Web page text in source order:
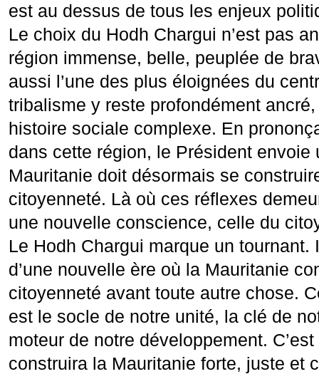
est au dessus de tous les enjeux
Le choix du Hodh Chargui n’est pas
région immense, belle, peuplée de
aussi l’une des plus éloignées du
tribalisme y reste profondément ancré,
histoire sociale complexe. En
dans cette région, le Président envoie
Mauritanie doit désormais se
citoyenneté. Là où ces réflexes
une nouvelle conscience, celle du
Le Hodh Chargui marque un tournant.
d’une nouvelle ère où la Mauritanie
citoyenneté avant toute autre chose.
est le socle de notre unité, la clé de
moteur de notre développement.
construira la Mauritanie forte, juste et